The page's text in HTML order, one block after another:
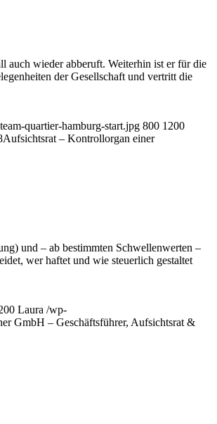
auch wieder abberuft. Weiterhin ist er für die
der Gesellschaft und vertritt die
quartier-hamburg-start.jpg 800 1200
Aufsichtsrat – Kontrollorgan einer
und – ab bestimmten Schwellenwerten –
wer haftet und wie steuerlich gestaltet
Laura /wp-
GmbH – Geschäftsführer, Aufsichtsrat &